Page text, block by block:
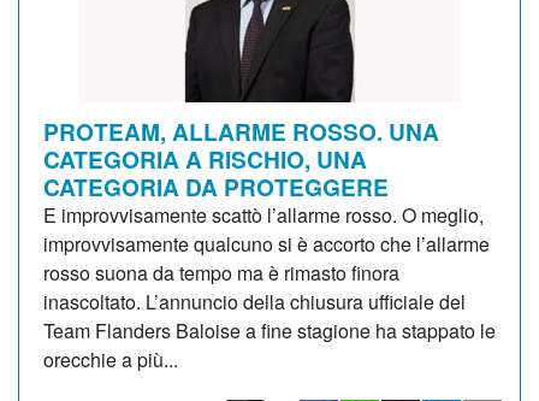
PROTEAM, ALLARME ROSSO. UNA
CATEGORIA A RISCHIO, UNA
CATEGORIA DA PROTEGGERE
E improvvisamente scattò l’allarme rosso. O meglio,
improvvisamente qualcuno si è accorto che l’allarme
rosso suona da tempo ma è rimasto finora
inascoltato. L’annuncio della chiusura ufficiale del
Team Flanders Baloise a fine stagione ha stappato le
orecchie a più...